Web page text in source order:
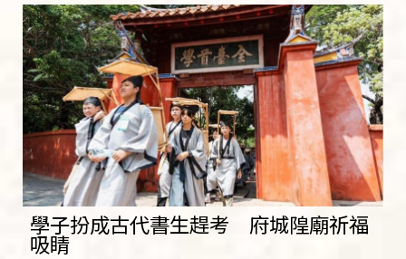
學子扮成古代書生趕考 府城隍廟祈福
吸睛